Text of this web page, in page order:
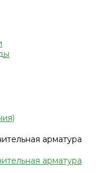
арматура
арматура